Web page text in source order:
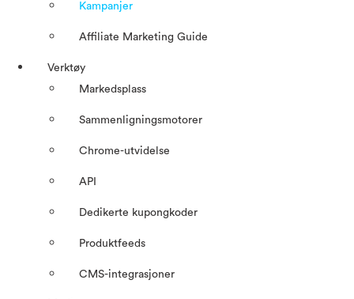
Kampanjer
Affiliate Marketing Guide
Verktøy
Markedsplass
Sammenligningsmotorer
Chrome-utvidelse
API
Dedikerte kupongkoder
Produktfeeds
CMS-integrasjoner